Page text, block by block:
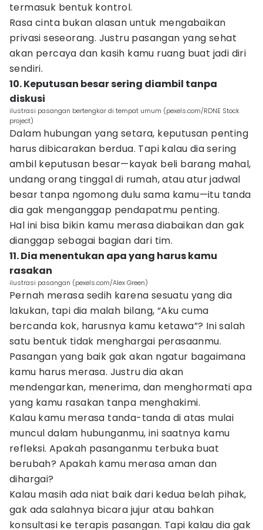
termasuk bentuk kontrol.
Rasa cinta bukan alasan untuk mengabaikan
privasi seseorang. Justru pasangan yang sehat
akan percaya dan kasih kamu ruang buat jadi diri
sendiri.
10. Keputusan besar sering diambil tanpa
diskusi
ilustrasi pasangan bertengkar di tempat umum (pexels.com/RDNE Stock
project)
Dalam hubungan yang setara, keputusan penting
harus dibicarakan berdua. Tapi kalau dia sering
ambil keputusan besar—kayak beli barang mahal,
undang orang tinggal di rumah, atau atur jadwal
besar tanpa ngomong dulu sama kamu—itu tanda
dia gak menganggap pendapatmu penting.
Hal ini bisa bikin kamu merasa diabaikan dan gak
dianggap sebagai bagian dari tim.
11. Dia menentukan apa yang harus kamu
rasakan
ilustrasi pasangan (pexels.com/Alex Green)
Pernah merasa sedih karena sesuatu yang dia
lakukan, tapi dia malah bilang, “Aku cuma
bercanda kok, harusnya kamu ketawa”? Ini salah
satu bentuk tidak menghargai perasaanmu.
Pasangan yang baik gak akan ngatur bagaimana
kamu harus merasa. Justru dia akan
mendengarkan, menerima, dan menghormati apa
yang kamu rasakan tanpa menghakimi.
Kalau kamu merasa tanda-tanda di atas mulai
muncul dalam hubunganmu, ini saatnya kamu
refleksi. Apakah pasanganmu terbuka buat
berubah? Apakah kamu merasa aman dan
dihargai?
Kalau masih ada niat baik dari kedua belah pihak,
gak ada salahnya bicara jujur atau bahkan
konsultasi ke terapis pasangan. Tapi kalau dia gak